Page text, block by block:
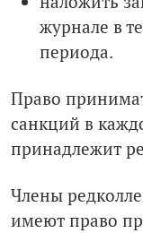
журнале в
периода.
Право
санкций в
принадлежит
Члены
имеют право